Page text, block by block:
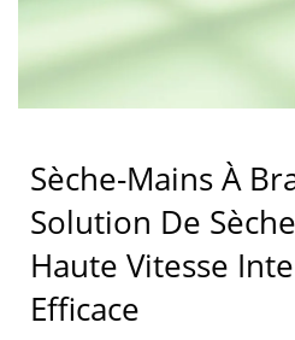
Sèche-Mains À
Solution De
Haute Vitesse
Efficace